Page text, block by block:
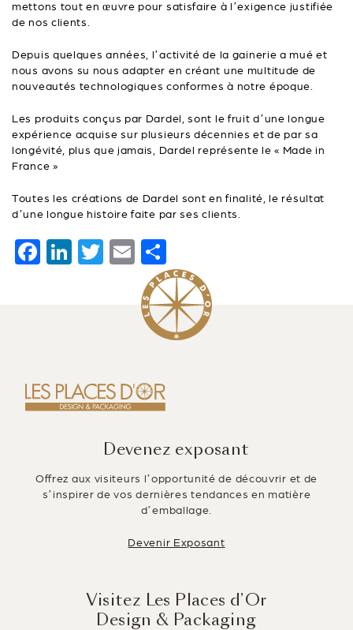
mettons tout en œuvre pour satisfaire à l’exigence justifiée
de nos clients.
Depuis quelques années, l’activité de la gainerie a mué et
nous avons su nous adapter en créant une multitude de
nouveautés technologiques conformes à notre époque.
Les produits conçus par Dardel, sont le fruit d’une longue
expérience acquise sur plusieurs décennies et de par sa
longévité, plus que jamais, Dardel représente le « Made in
France »
Toutes les créations de Dardel sont en finalité, le résultat
d’une longue histoire faite par ses clients.
F
o
o
Li
n
T
E
m
ai
ar
ta
g
Devenez exposant
Offrez aux visiteurs l’opportunité de découvrir et de
s’inspirer de vos dernières tendances en matière
d’emballage.
Devenir Exposant
Visitez Les Places d’Or
Design & Packaging